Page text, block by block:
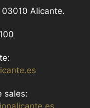
Alicante.
sales: